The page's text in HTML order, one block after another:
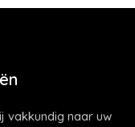
vakkundig naar uw